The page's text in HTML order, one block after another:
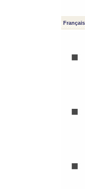
Français